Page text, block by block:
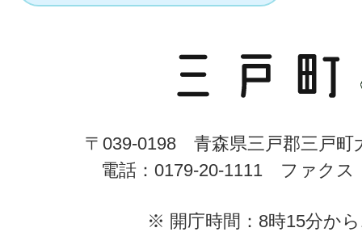
〒039-0198 青森県三戸郡三戸町
電話：0179-20-1111 ファクス
※ 開庁時間：8時15分か